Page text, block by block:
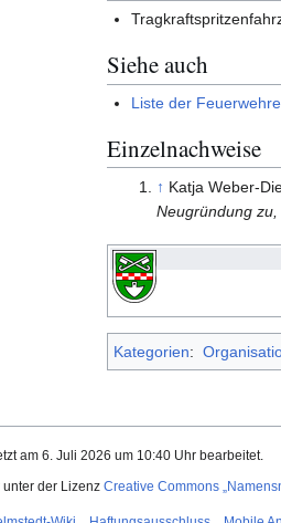
Siehe auch
Liste der
Einzelnachweise
↑ Katja Weber-
Neugründung
Kategorien:
am 6. Juli 2026 um 10:40 Uhr bearbeitet.
unter der Lizenz Creative Commons